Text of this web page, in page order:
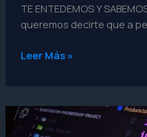
TE ENTEDEMOS Y
queremos decirte que a
Leer Más »
Posicionamiento
de